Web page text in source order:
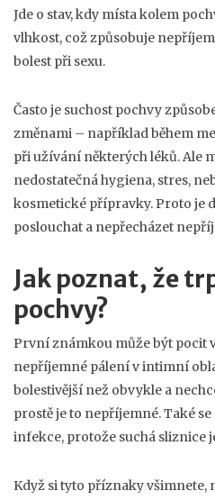
Jde o stav, kdy místa kolem
vlhkost, což způsobuje
bolest při sexu.
Často je suchost pochvy
změnami – například během
při užívání některých léků. Ale
nedostatečná hygiena, stres,
kosmetické přípravky. Proto je
poslouchat a nepřecházet
Jak poznat, že
pochvy?
První známkou může být pocit
nepříjemné pálení v intimní
bolestivější než obvykle a
prostě je to nepříjemné. Také
infekce, protože suchá sliznice
Když si tyto příznaky všimnete,